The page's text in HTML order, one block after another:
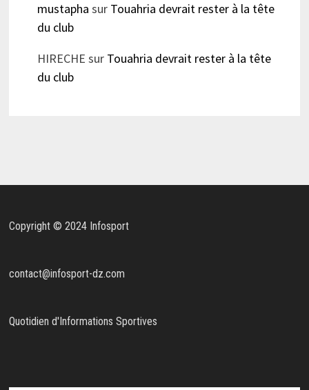
mustapha sur Touahria devrait rester à la tête
du club
HIRECHE sur Touahria devrait rester à la tête
du club
Copyright © 2024 Infosport
contact@infosport-dz.com
Quotidien d'Informations Sportives